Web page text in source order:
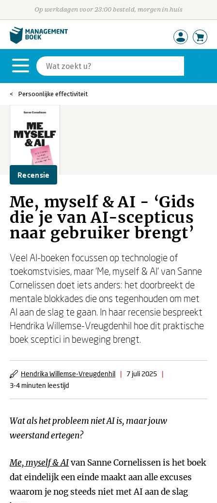
Op werkdagen voor 23:00 besteld, morgen in huis
Persoonlijke effectiviteit
Recensie
Me, myself & AI - ‘Gids
die je van AI-scepticus
naar gebruiker brengt’
Veel AI-boeken focussen op technologie of
toekomstvisies, maar ‘Me, myself & AI’ van Sanne
Cornelissen doet iets anders: het doorbreekt de
mentale blokkades die ons tegenhouden om met
AI aan de slag te gaan. In haar recensie bespreekt
Hendrika Willemse-Vreugdenhil hoe dit praktische
boek sceptici in beweging brengt.
Hendrika Willemse-Vreugdenhil | 7 juli 2025
|
3-4 minuten leestijd
Wat als het probleem niet AI is, maar jouw
weerstand ertegen?
Me, myself & AIvan Sanne Cornelissen is het boek
dat eindelijk een einde maakt aan alle excuses
waarom je nog steeds niet met AI aan de slag